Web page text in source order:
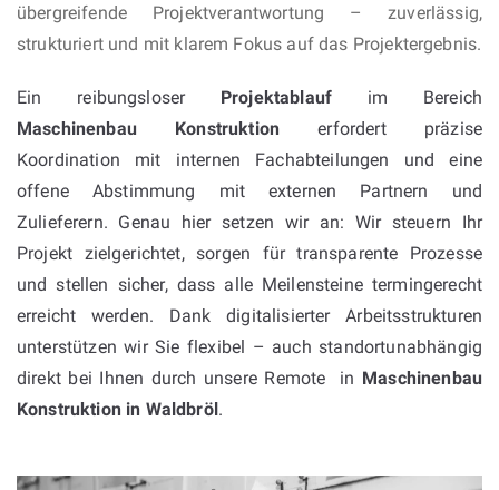
übergreifende Projektverantwortung – zuverlässig,
strukturiert und mit klarem Fokus auf das Projektergebnis.
Ein reibungsloser Projektablauf im Bereich
Maschinenbau Konstruktion erfordert präzise
Koordination mit internen Fachabteilungen und eine
offene Abstimmung mit externen Partnern und
Zulieferern. Genau hier setzen wir an: Wir steuern Ihr
Projekt zielgerichtet, sorgen für transparente Prozesse
und stellen sicher, dass alle Meilensteine termingerecht
erreicht werden. Dank digitalisierter Arbeitsstrukturen
unterstützen wir Sie flexibel – auch standortunabhängig
direkt bei Ihnen durch unsere Remote in Maschinenbau
Konstruktion in Waldbröl.